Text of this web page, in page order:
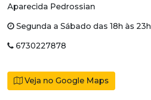
Aparecida Pedrossian
Segunda a Sábado das 18h às 23h
6730227878
Veja no Google Maps